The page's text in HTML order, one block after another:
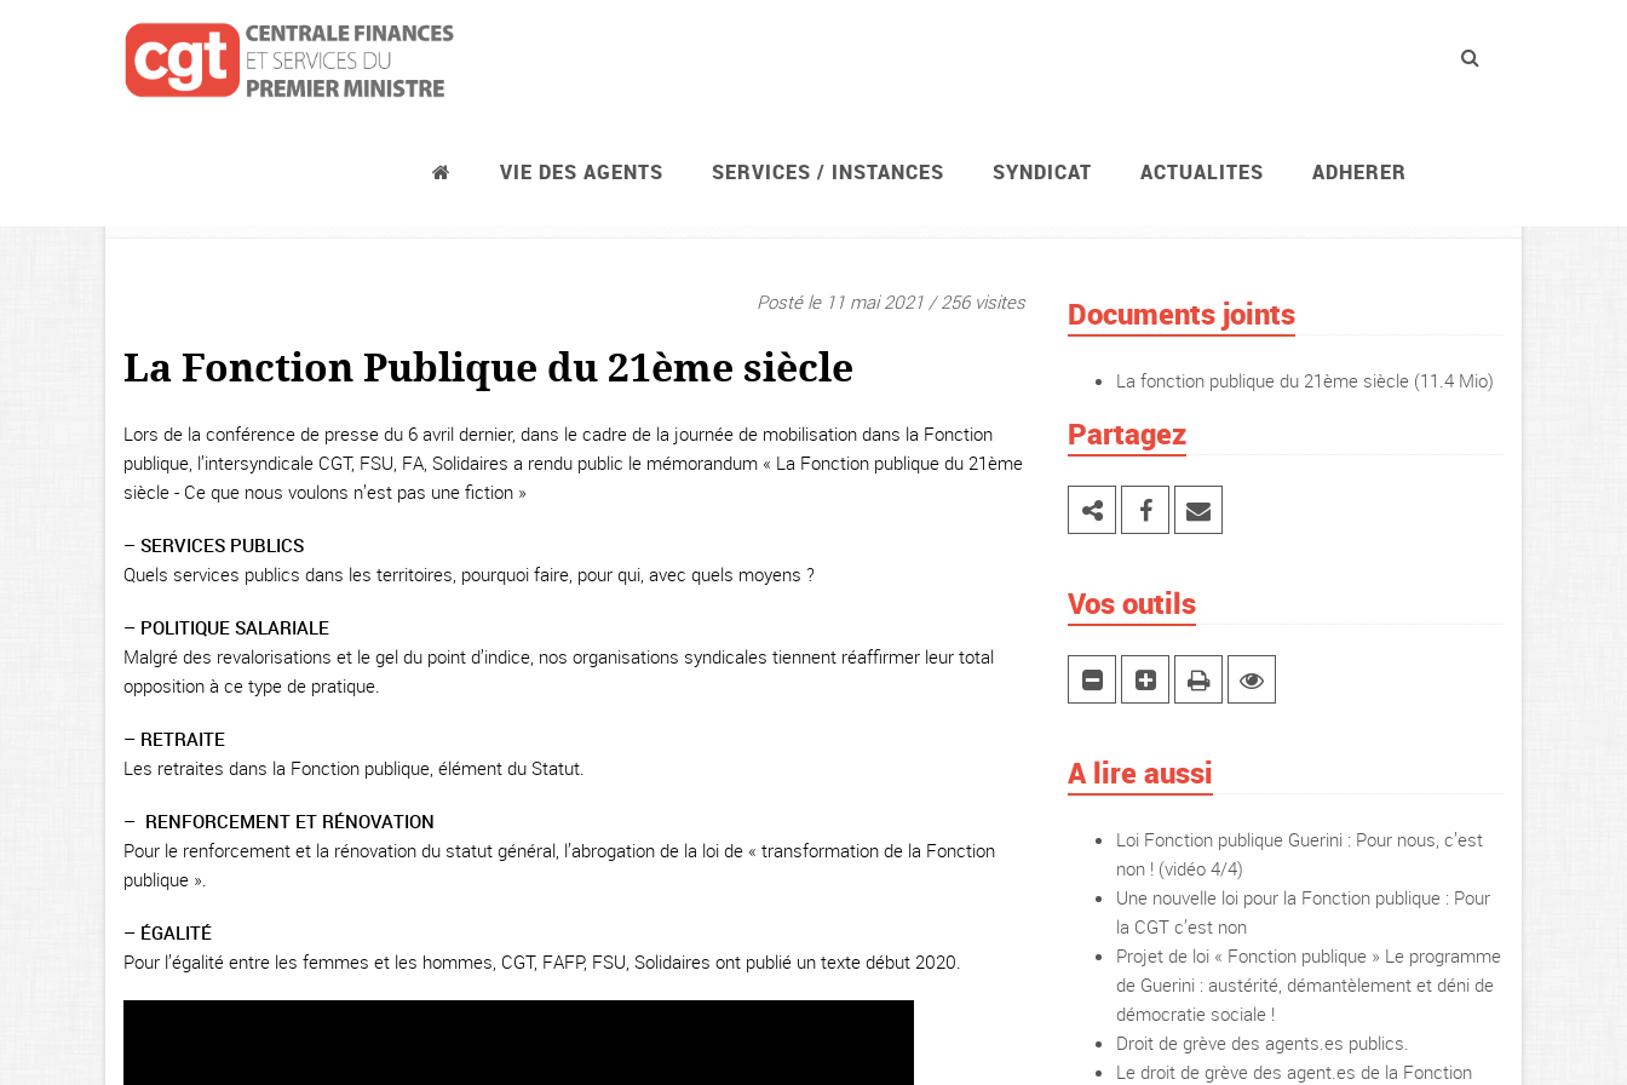
VIE DES AGENTS SERVICES / INSTANCES SYNDICAT ACTUALITES ADHERER
Posté le 11 mai 2021 / 256 visites
La Fonction Publique du 21ème siècle
Lors de la conférence de presse du 6 avril dernier, dans le cadre de la journée de mobilisation dans la Fonction
publique, l’intersyndicale CGT, FSU, FA, Solidaires a rendu public le mémorandum « La Fonction publique du 21ème
siècle - Ce que nous voulons n’est pas une fiction »
– SERVICES PUBLICS
Quels services publics dans les territoires, pourquoi faire, pour qui, avec quels moyens ?
– POLITIQUE SALARIALE
Malgré des revalorisations et le gel du point d’indice, nos organisations syndicales tiennent réaffirmer leur total
opposition à ce type de pratique.
– RETRAITE
Les retraites dans la Fonction publique, élément du Statut.
– RENFORCEMENT ET RÉNOVATION
Pour le renforcement et la rénovation du statut général, l’abrogation de la loi de « transformation de la Fonction
publique ».
– ÉGALITÉ
Pour l’égalité entre les femmes et les hommes, CGT, FAFP, FSU, Solidaires ont publié un texte début 2020.
Documents joints
La fonction publique du 21ème siècle (11.4 Mio)
Partagez
Vos outils
A lire aussi
Loi Fonction publique Guerini : Pour nous, c’est
non ! (vidéo 4/4)
Une nouvelle loi pour la Fonction publique : Pour
la CGT c’est non
Projet de loi « Fonction publique » Le programme
de Guerini : austérité, démantèlement et déni de
démocratie sociale !
Droit de grève des agents.es publics.
Le droit de grève des agent.es de la Fonction